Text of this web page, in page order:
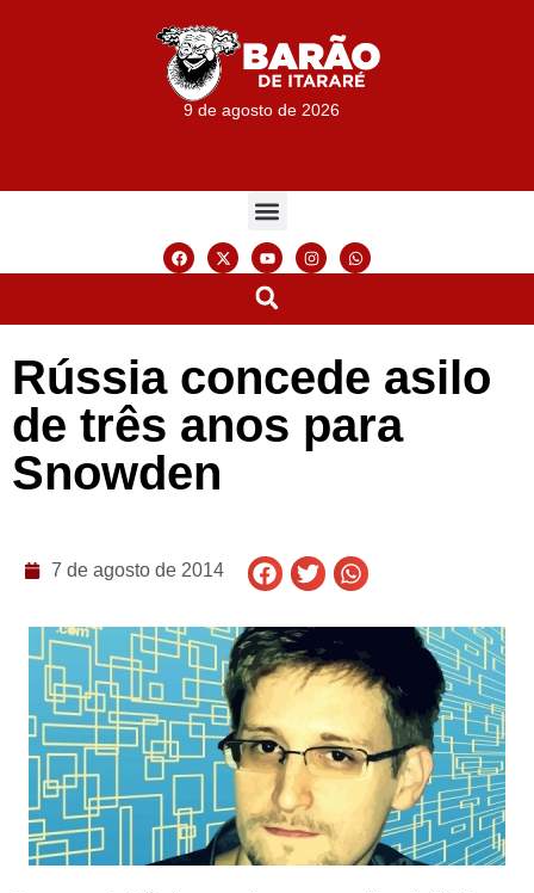
9 de agosto de 2026
Rússia concede asilo
de três anos para
Snowden
7 de agosto de 2014